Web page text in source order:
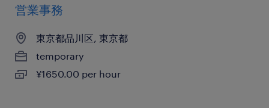
営業事務
東京都品川区, 東京都
temporary
¥1650.00 per hour